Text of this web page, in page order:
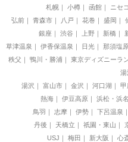
札幌 小樽 函館 ニセコ
弘前
青森市 八戸 花巻 盛岡
銀座
渋谷 上野 新橋
草津温泉
伊香保温泉 日光 那須塩
秩父
鴨川・勝浦 東京ディズニーラ
湯
湯沢
富山市 金沢 河口湖 甲
熱海
伊豆高原 浜松・浜
鳥羽
志摩 伊勢 下呂温泉
丹後
天橋立 祇園・東山
USJ
梅田 新大阪 心